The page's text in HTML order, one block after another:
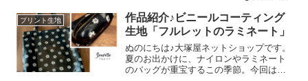
材は「クラシカルモダンシリ
今回は、３柄をいっぺんに掲載いたしま
した♡＼ KTS6567シリーズ ／ひとつ
めは、エレガントな雰囲気のこちらの
柄。秋以降も使いやすい、濃色でまとめ
た４色展開です。＼ KTS6586シリー
ズ ／ふたつめは、明るい配色で上品な
こちらの柄です。オフ白地をベースとし
プリント生地
作品紹介♪ビニールコーティング
生地「フルレットのラミネート」
ぬのにちは♪大塚屋ネットショップです。
夏のお出かけに、ナイロンやラミネート
のバッグが重宝するこの季節。今回は、